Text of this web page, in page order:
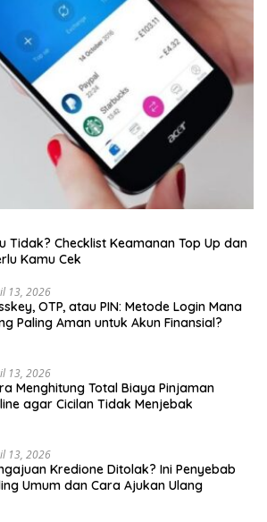
Tidak? Checklist Keamanan Top Up dan
Kamu Cek
13, 2026
OTP, atau PIN: Metode Login Mana
Paling Aman untuk Akun Finansial?
13, 2026
Menghitung Total Biaya Pinjaman
agar Cicilan Tidak Menjebak
13, 2026
Kredione Ditolak? Ini Penyebab
Umum dan Cara Ajukan Ulang